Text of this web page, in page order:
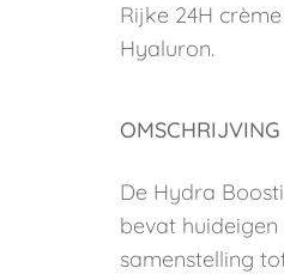
Rijke 24H
Hyaluron.
OMSCHRIJVING
De Hydra
bevat
samenstelling